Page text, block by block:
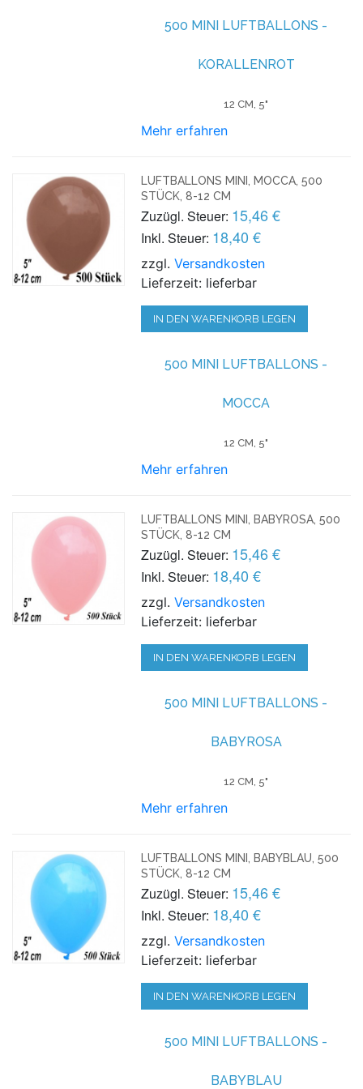
500 MINI LUFTBALLONS -
KORALLENROT
12 CM, 5"
Mehr erfahren
LUFTBALLONS MINI, MOCCA, 500
STÜCK, 8-12 CM
Zuzügl. Steuer: 15,46 €
Inkl. Steuer: 18,40 €
zzgl.Versandkosten
Lieferzeit: lieferbar
IN DEN WARENKORB LEGEN
500 MINI LUFTBALLONS -
MOCCA
12 CM, 5"
Mehr erfahren
LUFTBALLONS MINI, BABYROSA, 500
STÜCK, 8-12 CM
Zuzügl. Steuer: 15,46 €
Inkl. Steuer: 18,40 €
zzgl.Versandkosten
Lieferzeit: lieferbar
IN DEN WARENKORB LEGEN
500 MINI LUFTBALLONS -
BABYROSA
12 CM, 5"
Mehr erfahren
LUFTBALLONS MINI, BABYBLAU, 500
STÜCK, 8-12 CM
Zuzügl. Steuer: 15,46 €
Inkl. Steuer: 18,40 €
zzgl.Versandkosten
Lieferzeit: lieferbar
IN DEN WARENKORB LEGEN
500 MINI LUFTBALLONS -
BABYBLAU